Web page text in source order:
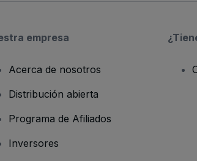
empresa
Acerca de nosotros
Distribución abierta
Programa de Afiliados
Inversores